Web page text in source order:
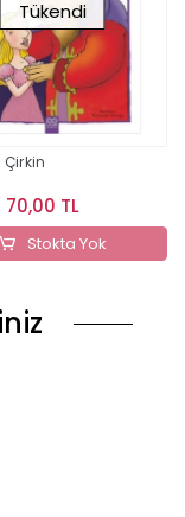
Tükendi
Çirkin
70,00 TL
Stokta Yok